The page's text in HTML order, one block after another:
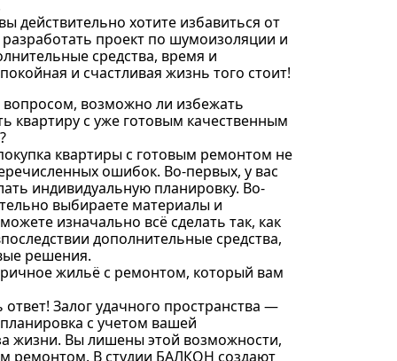
действительно хотите избавиться от
проект по шумоизоляции и
средства, время и
и счастливая жизнь того стоит!
вопросом, возможно ли избежать
квартиру с уже готовым качественным
квартиры с готовым ремонтом не
ошибок. Во-первых, у вас
индивидуальную планировку. Во-
выбираете материалы и
изначально всё сделать так, как
дополнительные средства,
решения.
жильё с ремонтом, который вам
ответ! Залог удачного пространства —
с учетом вашей
жизни. Вы лишены этой возможности,
ремонтом. В студии БАЛКОН создают